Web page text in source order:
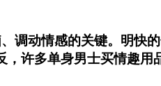
调动情感的关键。明快
许多单身男士买情趣用